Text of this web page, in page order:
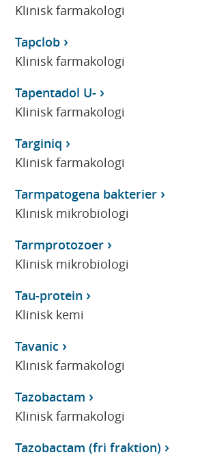
Klinisk farmakologi
Tapclob
Klinisk farmakologi
Tapentadol U-
Klinisk farmakologi
Targiniq
Klinisk farmakologi
Tarmpatogena bakterier
Klinisk mikrobiologi
Tarmprotozoer
Klinisk mikrobiologi
Tau-protein
Klinisk kemi
Tavanic
Klinisk farmakologi
Tazobactam
Klinisk farmakologi
Tazobactam (fri fraktion)